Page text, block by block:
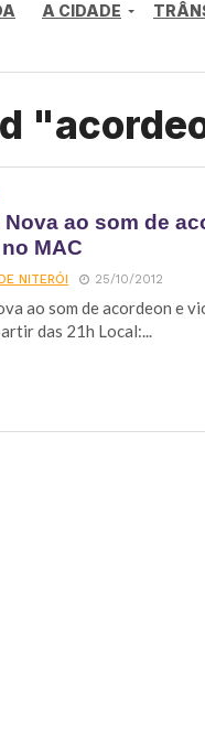
A CIDADE
ao som de
MAC
NITERÓI 25/10/2012
ao som de acordeon e
das 21h Local:...